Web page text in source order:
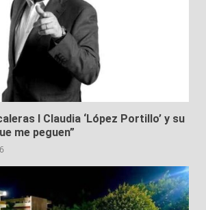
I Claudia ‘López Portillo’ y su
me peguen”